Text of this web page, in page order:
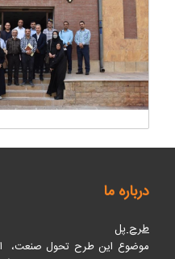
درباره ما
طرح پل
موضوع این طرح تحول صنعت، از